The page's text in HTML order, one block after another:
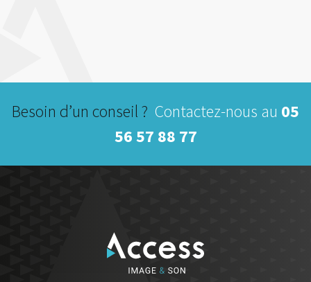
Besoin d’un conseil ? Contactez-nous au 05
56 57 88 77